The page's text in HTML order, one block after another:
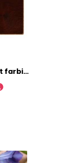
Bütic Holz Ringbuchbrett farbig - für DIN A3 A4 A5 aus 3 mm Birkensperrholz und mit widerstandsfähigem Klarlack versiegelt, Format:A4 quer, Farbe:Nussbaum dunkel